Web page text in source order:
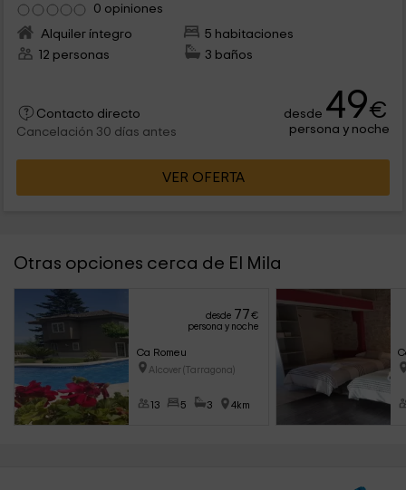
0 opiniones
Alquiler íntegro
5 habitaciones
12 personas
3 baños
Contacto directo
Cancelación 30 días antes
desde 49€
persona y noche
VER OFERTA
Otras opciones cerca de El Mila
desde 77€
persona y noche
Ca Romeu
Alcover (Tarragona)
13 5 3 4km